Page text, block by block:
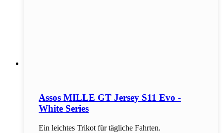
Assos MILLE GT Jersey S11 Evo -
White Series
Ein leichtes Trikot für tägliche Fahrten.